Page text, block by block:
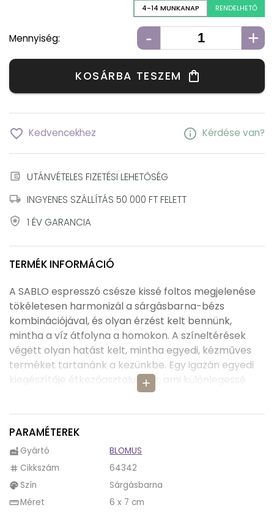
4-14 MUNKANAP RENDELHETŐ
Mennyiség: - +
KOSÁRBA TESZEM shopping_bag
favorite_border Kedvencekhez info Kérdése van?
account_balance_wallet UTÁNVÉTELES FIZETÉSI LEHETŐSÉG
local_shipping INGYENES SZÁLLÍTÁS 50 000 FT FELETT
local_police 1 ÉV GARANCIA
TERMÉK INFORMÁCIÓ
add
A SABLO espresszó csésze kissé foltos megjelenése
tökéletesen harmonizál a sárgásbarna-bézs
kombinációjával, és olyan érzést kelt bennünk,
mintha a víz átfolyna a homokon. A színeltérések
végett olyan hatást kelt, mintha egyedi, kézműves
terméket tartanánk a kezünkbe. Egy igazán egyedi
kiegészítője étkezőasztaluknak, ami különlegessé
varázsolja a kávézás élményét.
A SABLO kerámia oldalsó eleme színes agyag, kvarc,
ásványi anyagok és oxidok egyedi keverékéből áll.
Válogasson a SABLO család többi kiegészítőjéből is,
hogy teljes legyen a készlet, kombinálja a színeket is
bátran. Extravagáns teritéket minden asztalra
ajánlunk.
PARAMÉTEREK
factory Gyártó BLOMUS
tag Cikkszám 64342
palette Szín Sárgásbarna
straightenMéret 6 x 7 cm